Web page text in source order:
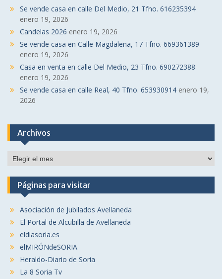
Se vende casa en calle Del Medio, 21 Tfno. 616235394
enero 19, 2026
Candelas 2026 enero 19, 2026
Se vende casa en Calle Magdalena, 17 Tfno. 669361389
enero 19, 2026
Casa en venta en calle Del Medio, 23 Tfno. 690272388
enero 19, 2026
Se vende casa en calle Real, 40 Tfno. 653930914 enero 19,
2026
Archivos
Archivos
Páginas para visitar
Asociación de Jubilados Avellaneda
El Portal de Alcubilla de Avellaneda
eldiasoria.es
elMIRÓNdeSORIA
Heraldo-Diario de Soria
La 8 Soria Tv